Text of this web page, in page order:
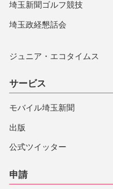
埼玉新聞ゴルフ競技
埼玉政経懇話会
ジュニア・エコタイムス
サービス
モバイル埼玉新聞
出版
公式ツイッター
申請